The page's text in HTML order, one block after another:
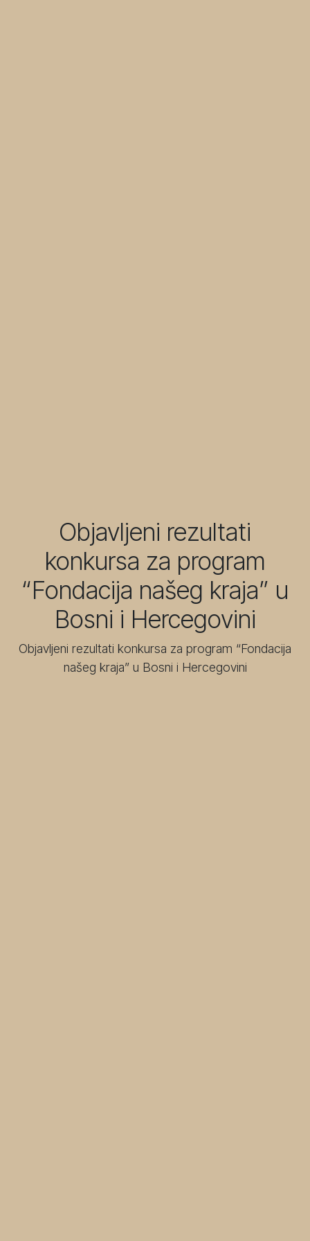
Objavljeni rezultati
konkursa za program
“Fondacija našeg kraja” u
Bosni i Hercegovini
Objavljeni rezultati konkursa za program “Fondacija
našeg kraja” u Bosni i Hercegovini